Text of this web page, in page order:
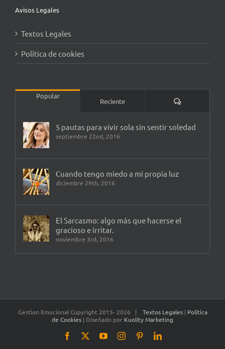
Avisos Legales
Textos Legales
Política de cookies
Popular
Reciente Comentarios
5 pautas para vivir sola sin sentir soledad
septiembre 22nd, 2016
Cuando tengo miedo a mi propia luz
diciembre 29th, 2016
El Sarcasmo: algo más que hacerse el
gracioso e irritar.
noviembre 3rd, 2016
Gestion Emocional Copyright 2015- 2026 | Textos Legales | Política
de Cookies | Diseñado por Kuolity Marketing
Facebook
YouTubeInstagramPinterestLinkedIn